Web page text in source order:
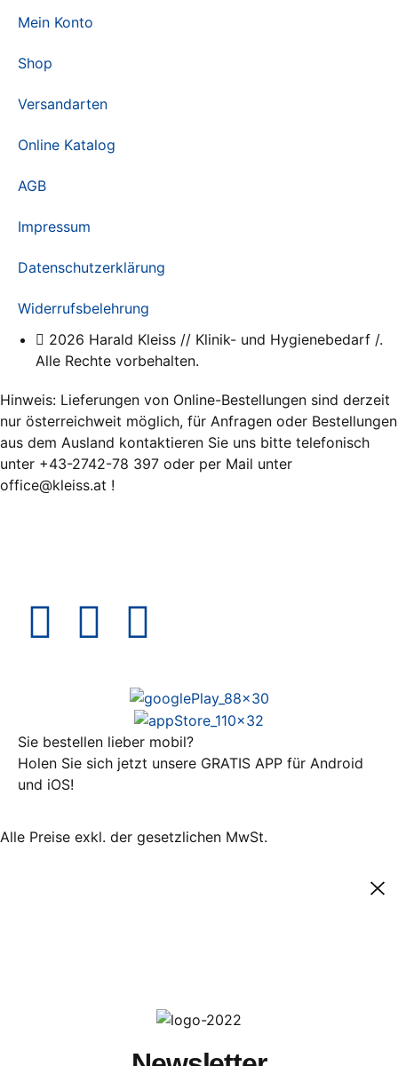
2026 Harald Kleiss // Klinik- und Hygienebedarf /.
Alle Rechte vorbehalten.
Hinweis: Lieferungen von Online-Bestellungen sind derzeit
nur österreichweit möglich, für Anfragen oder Bestellungen
aus dem Ausland kontaktieren Sie uns bitte telefonisch
unter +43-2742-78 397 oder per Mail unter
office@kleiss.at !
AGB
Impressum
Datenschutzerklärung
Widerrufsbelehrung
Mein Konto
Shop
Versandarten
Online Katalog
Sie bestellen lieber mobil?
Holen Sie sich jetzt unsere GRATIS APP für Android
und iOS!
Alle Preise exkl. der gesetzlichen MwSt.